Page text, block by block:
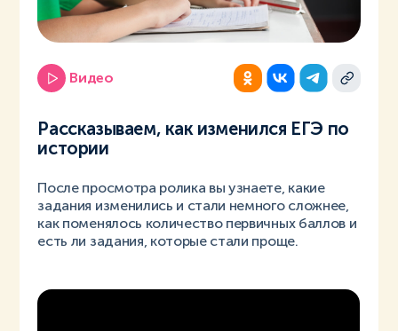
Видео
Рассказываем, как изменился ЕГЭ по
истории
После просмотра ролика вы узнаете, какие
задания изменились и стали немного сложнее,
как поменялось количество первичных баллов и
есть ли задания, которые стали проще.